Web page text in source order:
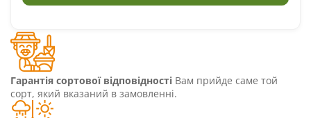
Гарантія сортової відповідності Вам прийде саме той
сорт, який вказаний в замовленні.